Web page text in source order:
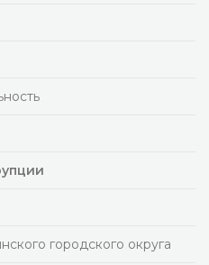
городского округа